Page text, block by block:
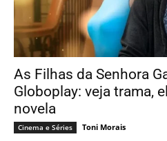
As Filhas da Senhora
Globoplay: veja trama,
novela
Cinema e Séries Toni Morais